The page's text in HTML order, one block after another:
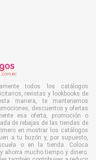
todos los catálogos
revistas y lookbooks de
manera, te mantenemos
descuentos y ofertas
esa oferta, promoción o
de rebajas de las tiendas de
en mostrar los catálogos
a tu buzón y, por supuesto,
o en la tienda. Coloca
ahorra mucho tiempo y dinero.